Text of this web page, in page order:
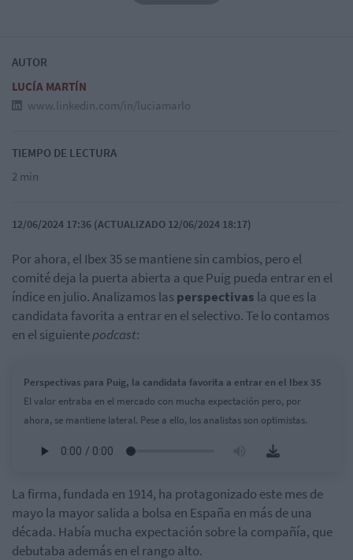
AUTOR
LUCÍA MARTÍN
www.linkedin.com/in/luciamarlo
TIEMPO DE LECTURA
2 min
12/06/2024 17:36 (ACTUALIZADO 12/06/2024 18:17)
Por ahora, el Ibex 35 se mantiene sin cambios, pero el
comité deja la puerta abierta a que Puig pueda entrar en el
índice en julio. Analizamos lasperspectivas la que es la
candidata favorita a entrar en el selectivo. Te lo contamos
en el siguientepodcast:
Perspectivas para Puig, la candidata favorita a entrar en el Ibex 35
El valor entraba en el mercado con mucha expectación pero, por
ahora, se mantiene lateral. Pese a ello, los analistas son optimistas.
La firma, fundada en 1914, ha protagonizado este mes de
mayo la mayor salida a bolsa en España en más de una
década. Había mucha expectación sobre la compañía, que
debutaba además en el rango alto.